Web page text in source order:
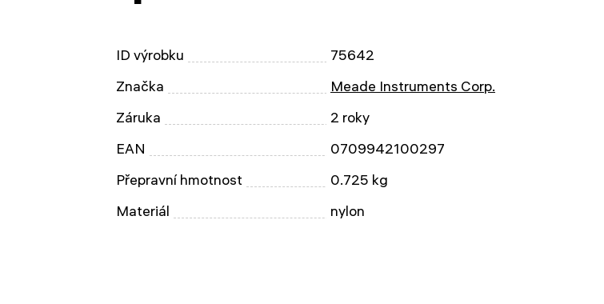
ID výrobku
75642
Značka
Meade Instruments Corp.
Záruka
2 roky
EAN
0709942100297
Přepravní hmotnost
0.725 kg
Materiál
nylon